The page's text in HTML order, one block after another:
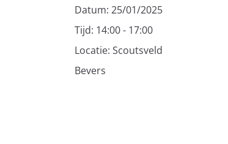
Datum: 25/01/2025
Tijd: 14:00 - 17:00
Locatie: Scoutsveld
Bevers